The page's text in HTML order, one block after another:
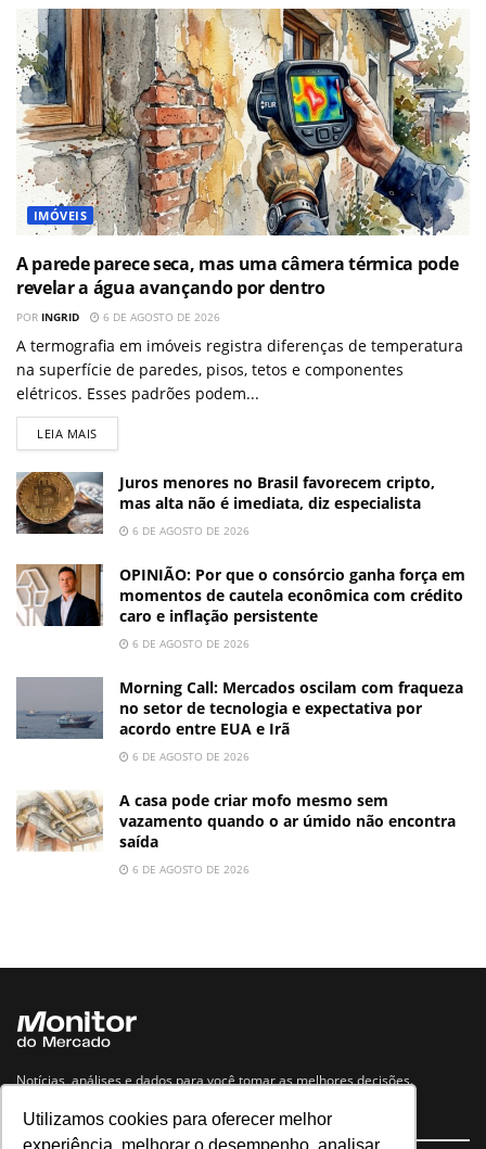
Utilizamos cookies para oferecer melhor
IMÓVEIS
A parede parece seca, mas uma câmera térmica pode
revelar a água avançando por dentro
POR INGRID 6 DE AGOSTO DE 2026
A termografia em imóveis registra diferenças de temperatura
na superfície de paredes, pisos, tetos e componentes
elétricos. Esses padrões podem...
LEIA MAIS
Juros menores no Brasil favorecem cripto,
mas alta não é imediata, diz especialista
6 DE AGOSTO DE 2026
OPINIÃO: Por que o consórcio ganha força em
momentos de cautela econômica com crédito
caro e inflação persistente
6 DE AGOSTO DE 2026
Morning Call: Mercados oscilam com fraqueza
no setor de tecnologia e expectativa por
acordo entre EUA e Irã
6 DE AGOSTO DE 2026
A casa pode criar mofo mesmo sem
vazamento quando o ar úmido não encontra
saída
6 DE AGOSTO DE 2026
Notícias, análises e dados para você tomar as melhores decisões.
Navegue no site